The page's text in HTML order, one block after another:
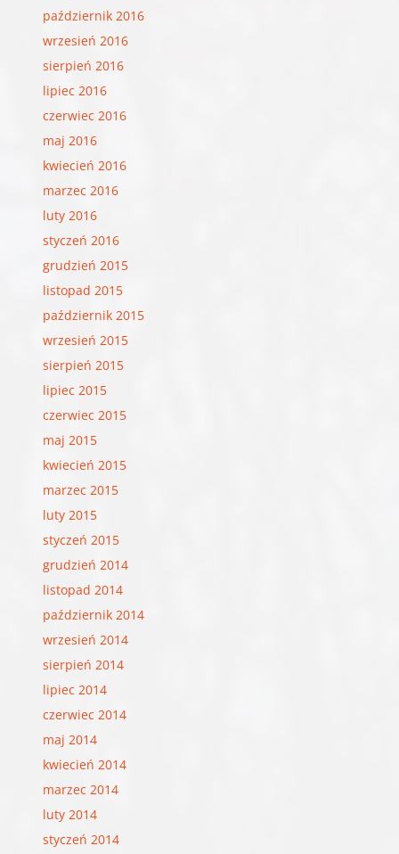
październik 2016
wrzesień 2016
sierpień 2016
lipiec 2016
czerwiec 2016
maj 2016
kwiecień 2016
marzec 2016
luty 2016
styczeń 2016
grudzień 2015
listopad 2015
październik 2015
wrzesień 2015
sierpień 2015
lipiec 2015
czerwiec 2015
maj 2015
kwiecień 2015
marzec 2015
luty 2015
styczeń 2015
grudzień 2014
listopad 2014
październik 2014
wrzesień 2014
sierpień 2014
lipiec 2014
czerwiec 2014
maj 2014
kwiecień 2014
marzec 2014
luty 2014
styczeń 2014